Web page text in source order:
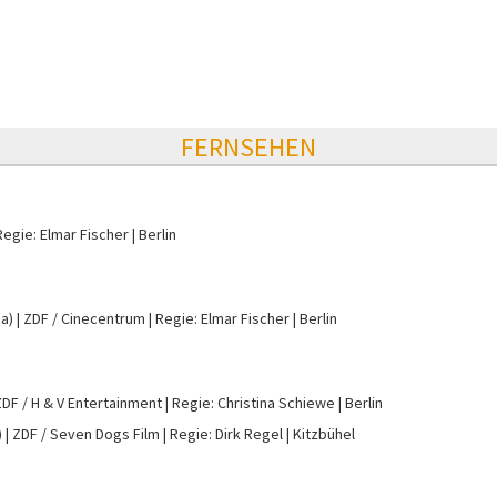
FERNSEHEN
Elmar Fischer Berlin
ZDF / Cinecentrum Regie: Elmar Fischer Berlin
/ H & V Entertainment Regie: Christina Schiewe Berlin
ZDF / Seven Dogs Film Regie: Dirk Regel Kitzbühel